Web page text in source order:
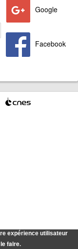
Google
Facebook
expérience utilisateur
faire.